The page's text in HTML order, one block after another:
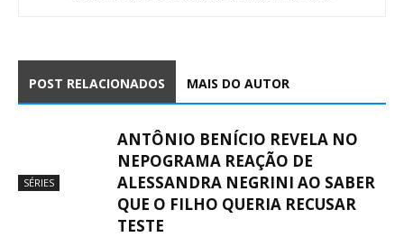
POST RELACIONADOS MAIS DO AUTOR
SÉRIES
ANTÔNIO BENÍCIO REVELA NO
NEPOGRAMA REAÇÃO DE
ALESSANDRA NEGRINI AO SABER
QUE O FILHO QUERIA RECUSAR
TESTE